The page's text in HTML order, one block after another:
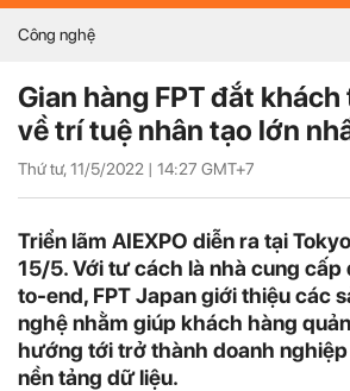
Công nghệ
Gian hàng FPT đắt
về trí tuệ nhân tạo lớn
Thứ tư, 11/5/2022 | 14:27 GMT+7
Triển lãm AIEXPO diễn ra tại
15/5. Với tư cách là nhà cung cấp
to-end, FPT Japan giới thiệu các
nghệ nhằm giúp khách hàng
hướng tới trở thành doanh
nền tảng dữ liệu.